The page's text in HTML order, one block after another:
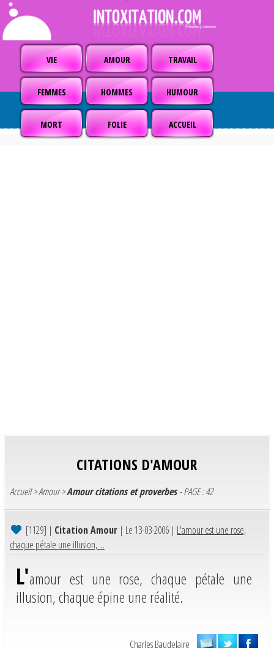
VIE AMOUR TRAVAIL
FEMMES HOMMES HUMOUR
MORT FOLIE ACCUEIL
CITATIONS D'AMOUR
Accueil>Amour>Amour citations et proverbes- PAGE : 42
[1129] | Citation Amour | Le 13-03-2006 | L'amour est une rose,
chaque pétale une illusion, ...
L'amour est une rose, chaque pétale une
illusion, chaque épine une réalité.
Charles Baudelaire